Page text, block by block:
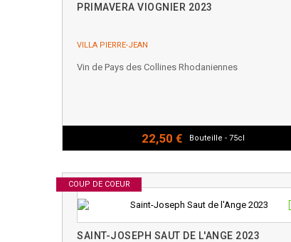
PRIMAVERA VIOGNIER 2023
VILLA PIERRE-JEAN
Vin de Pays des Collines Rhodaniennes
22,50 € Bouteille - 75cl
COUP DE COEUR
SAINT-JOSEPH SAUT DE L'ANGE 2023